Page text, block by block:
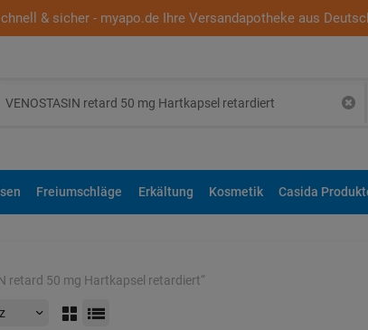
& sicher - myapo.de Ihre Versandapotheke aus
Freiumschläge Erkältung Kosmetik Casida
retard 50 mg Hartkapsel retardiert“